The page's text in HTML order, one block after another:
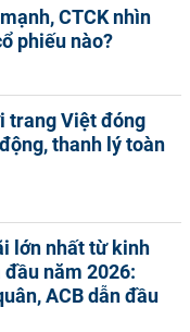
CTCK nhìn
phiếu nào?
trang Việt đóng
thanh lý toàn
lớn nhất từ kinh
năm 2026:
ACB dẫn đầu